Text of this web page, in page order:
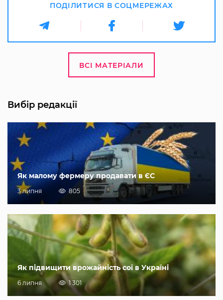
ПОДІЛИТИСЯ В СОЦМЕРЕЖАХ
ВСІ МАТЕРІАЛИ
Вибір редакції
Як малому фермеру продавати в ЄС
3 липня 805
Як підвищити врожайність сої в Україні
6 липня 1 301